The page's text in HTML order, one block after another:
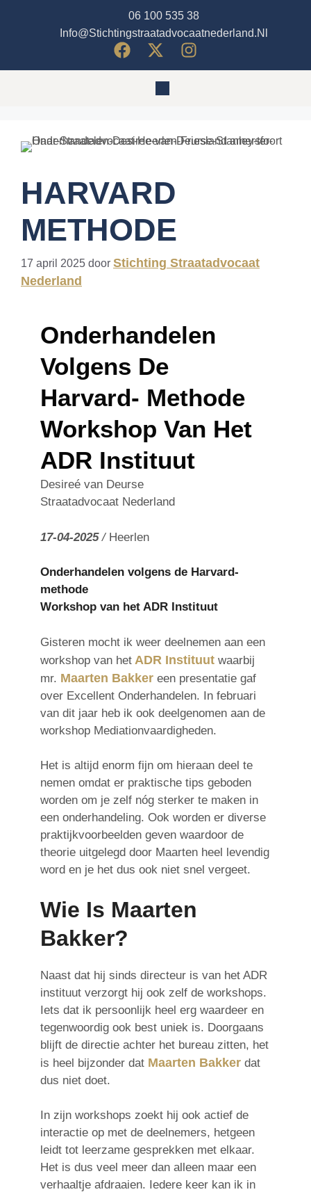
06 100 535 38
Info@stichtingstraatadvocaatnederland.nl
HARVARD
METHODE
17 april 2025 door Stichting Straatadvocaat
Nederland
Onderhandelen
Volgens De
Harvard- Methode
Workshop Van Het
ADR Instituut
Desireé van Deurse
Straatadvocaat Nederland
17-04-2025/ Heerlen
Onderhandelen volgens de Harvard-
methode
Workshop van het ADR Instituut
Gisteren mocht ik weer deelnemen aan een
workshop van het ADR Instituut waarbij
mr. Maarten Bakker een presentatie gaf
over Excellent Onderhandelen. In februari
van dit jaar heb ik ook deelgenomen aan de
workshop Mediationvaardigheden.
Het is altijd enorm fijn om hieraan deel te
nemen omdat er praktische tips geboden
worden om je zelf nóg sterker te maken in
een onderhandeling. Ook worden er diverse
praktijkvoorbeelden geven waardoor de
theorie uitgelegd door Maarten heel levendig
word en je het dus ook niet snel vergeet.
Wie Is Maarten
Bakker?
Naast dat hij sinds directeur is van het ADR
instituut verzorgt hij ook zelf de workshops.
Iets dat ik persoonlijk heel erg waardeer en
tegenwoordig ook best uniek is. Doorgaans
blijft de directie achter het bureau zitten, het
is heel bijzonder dat Maarten Bakker dat
dus niet doet.
In zijn workshops zoekt hij ook actief de
interactie op met de deelnemers, hetgeen
leidt tot leerzame gesprekken met elkaar.
Het is dus veel meer dan alleen maar een
verhaaltje afdraaien. Iedere keer kan ik in